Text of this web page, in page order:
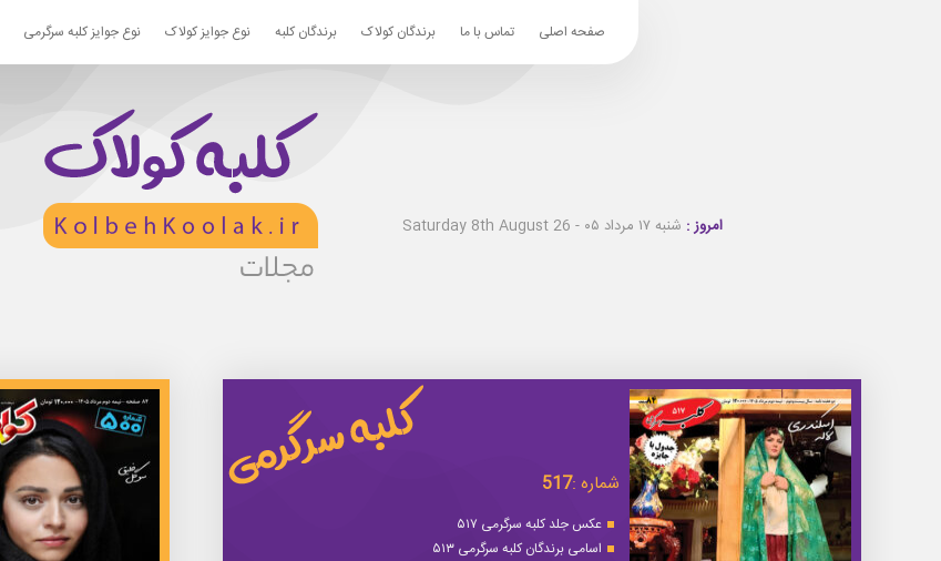
صفحه اصلی تماس با ما برندگان کولاک برندگان کلبه نوع جوایز کولاک نوع جوایز کلبه سرگرمی
امروز : شنبه ۱۷ مرداد ۰۵ - Saturday 8th August 26
شماره :517
عکس جلد کلبه سرگرمی ۵۱۷
اسامی برندگان کلبه سرگرمی ۵۱۳